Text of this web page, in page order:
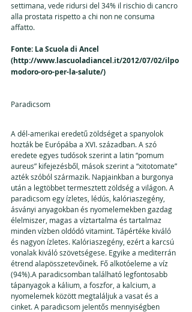
settimana, vede ridursi del 34% il rischio di cancro
alla prostata rispetto a chi non ne consuma
affatto.
Fonte: La Scuola di Ancel
(http://www.lascuoladiancel.it/2012/07/02/ilpo
modoro-oro-per-la-salute/)
Paradicsom
A dél-amerikai eredetű zöldséget a spanyolok
hozták be Európába a XVI. században. A szó
eredete egyes tudósok szerint a latin “pomum
aureus” kifejezésből, mások szerint a “xitotomate”
azték szóból származik. Napjainkban a burgonya
után a legtöbbet termesztett zöldség a világon. A
paradicsom egy ízletes, lédús, kalóriaszegény,
ásványi anyagokban és nyomelemekben gazdag
élelmiszer, magas a víztartalma és tartalmaz
minden vízben oldódó vitamint. Tápértéke kiváló
és nagyon ízletes. Kalóriaszegény, ezért a karcsú
vonalak kiváló szövetségese. Egyike a mediterrán
étrend alapösszetevőinek. Fő alkotóeleme a víz
(94%).A paradicsomban található legfontosabb
tápanyagok a kálium, a foszfor, a kalcium, a
nyomelemek között megtaláljuk a vasat és a
cinket. A paradicsom jelentős mennyiségben